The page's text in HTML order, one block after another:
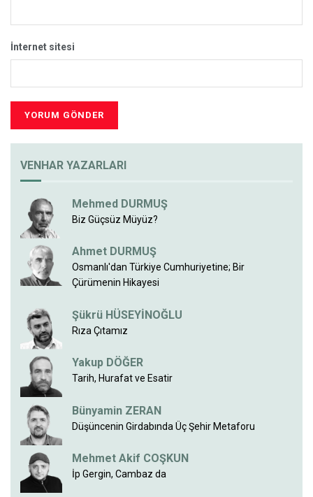
İnternet sitesi
VENHAR YAZARLARI
Mehmed DURMUŞ
Biz Güçsüz Müyüz?
Ahmet DURMUŞ
Osmanlı'dan Türkiye Cumhuriyetine; Bir
Çürümenin Hikayesi
Şükrü HÜSEYİNOĞLU
Rıza Çıtamız
Yakup DÖĞER
Tarih, Hurafat ve Esatir
Bünyamin ZERAN
Düşüncenin Girdabında Üç Şehir Metaforu
Mehmet Akif COŞKUN
İp Gergin, Cambaz da